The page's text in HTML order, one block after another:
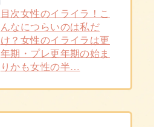
目次女性のイライラ！こ
んなにつらいのは私だ
け？女性のイライラは更
年期・プレ更年期の始ま
りかも女性の半…